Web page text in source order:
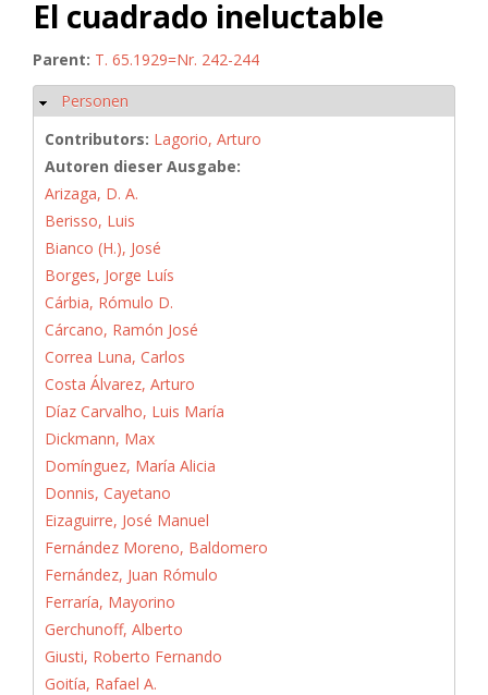
El cuadrado ineluctable
Parent: T. 65.1929=Nr. 242-244
Hide
Personen
Contributors: Lagorio, Arturo
Autoren dieser Ausgabe:
Arizaga, D. A.
Berisso, Luis
Bianco (H.), José
Borges, Jorge Luís
Cárbia, Rómulo D.
Cárcano, Ramón José
Correa Luna, Carlos
Costa Álvarez, Arturo
Díaz Carvalho, Luis María
Dickmann, Max
Domínguez, María Alicia
Donnis, Cayetano
Eizaguirre, José Manuel
Fernández Moreno, Baldomero
Fernández, Juan Rómulo
Ferraría, Mayorino
Gerchunoff, Alberto
Giusti, Roberto Fernando
Goitía, Rafael A.